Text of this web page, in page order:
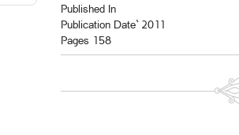
Published In
Publication Date` 2011
Pages 158